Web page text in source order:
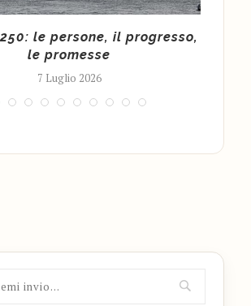
le persone, il progresso,
le promesse
7 Luglio 2026